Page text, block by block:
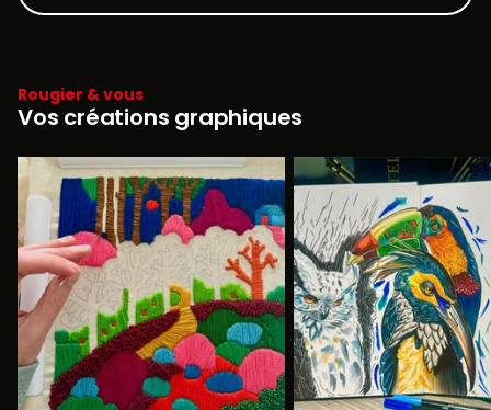
Rougier & vous
Vos créations graphiques